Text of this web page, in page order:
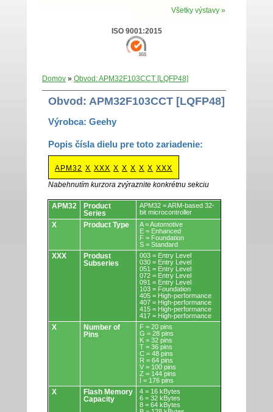
Všetky výstavy »
ISO 9001:2015
Domov » Obvod: APM32F103CCT [LQFP48]
Obvod: APM32F103CCT [LQFP48]
Výrobca: Geehy
Popis čísla dielu pre toto zariadenie:
APM32 X XXX X X X X X XXX
Nabehnutím kurzora zvýraznite konkrétnu sekciu
Obvody.
APM32
Product
Series
APM32 = ARM-based 32-
bit microcontroller
X Product Type
A = Automotive
E = Enhanced
F = Foundation
S = Standard
XXX
Produst
Subseries
003 = Entry Level
030 = Entry Level
051 = Entry Level
072 = Entry Level
091 = Entry Level
103 = Foundation
405 = High-performance
407 = High-performance
415 = High-performance
417 = High-performance
X
Number of
Pins
F = 20 pins
G = 28 pins
K = 32 pins
T = 36 pins
C = 48 pins
R = 64 pins
V = 100 pins
Z = 144 pins
I = 176 pins
X
Flash Memory
Capacity
4 = 16 kBytes
6 = 32 kBytes
8 = 64 kBytes